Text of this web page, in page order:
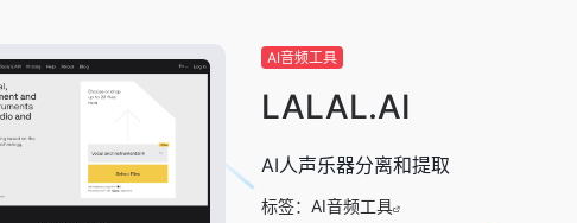
AI音频工具
LALAL.AI
AI人声乐器分离和提取
标签： AI音频工具